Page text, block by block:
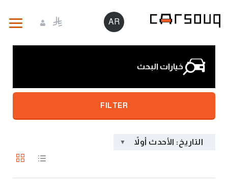
AR
خيارات البحث
FILTER
التاريخ: الأحدث أولاً